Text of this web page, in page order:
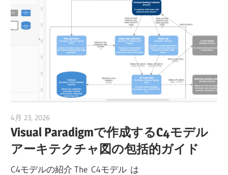
4月 23, 2026
Visual Paradigmで作成するC4モデル
アーキテクチャ図の包括的ガイド
C4モデルの紹介 The C4モデル は